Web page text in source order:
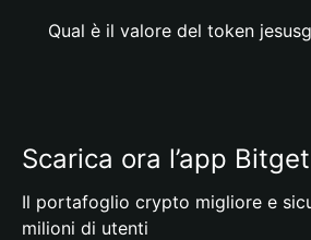
Qual è il valore del token
Scarica ora l’app
Il portafoglio crypto migliore e
milioni di utenti